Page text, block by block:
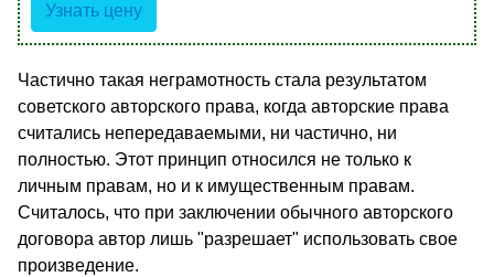
Узнать цену
Частично такая неграмотность стала результатом
советского авторского права, когда авторские права
считались непередаваемыми, ни частично, ни
полностью. Этот принцип относился не только к
личным правам, но и к имущественным правам.
Считалось, что при заключении обычного авторского
договора автор лишь "разрешает" использовать свое
произведение.